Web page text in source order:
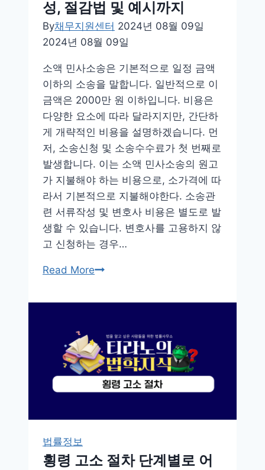
기
간
형
법
적
요
건
에
대
한
정
보
는?
성, 절감법 및 예시까지
By채무지원센터 2024년 08월 09일
2024년 08월 09일
소액 민사소송은 기본적으로 일정 금액
이하의 소송을 말합니다. 일반적으로 이
금액은 2000만 원 이하입니다. 비용은
다양한 요소에 따라 달라지지만, 간단하
게 개략적인 비용을 설명하겠습니다. 먼
저, 소송신청 및 소송수수료가 첫 번째로
발생합니다. 이는 소액 민사소송의 원고
가 지불해야 하는 비용으로, 소가격에 따
라서 기본적으로 지불해야한다. 소송관
련 서류작성 및 변호사 비용은 별도로 발
생할 수 있습니다. 변호사를 고용하지 않
고 신청하는 경우…
Read More소
민
송
비
용
절
법률정보
횡령 고소 절차 단계별로 어